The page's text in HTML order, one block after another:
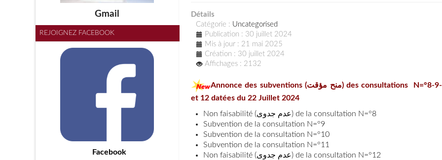
Gmail
REJOIGNEZ FACEBOOK
Facebook
Détails
Catégorie : Uncategorised
Publication : 30 juillet 2024
Mis à jour : 21 mai 2025
Création : 30 juillet 2024
Affichages : 2132
Annonce des subventions (منح مؤقت) des consultations N=°8-9-10-11
et 12 datées du 22 Juillet 2024
Non faisabilité (عدم جدوى) de la consultation N=°8
Subvention de la consultation N=°9
Subvention de la consultation N=°10
Subvention de la consultation N=°11
Non faisabilité (عدم جدوى) de la consultation N=°12